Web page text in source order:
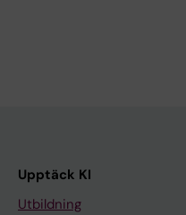
Upptäck KI
Utbildning